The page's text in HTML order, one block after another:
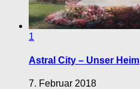
1
Astral City – Unser Heim
7. Februar 2018